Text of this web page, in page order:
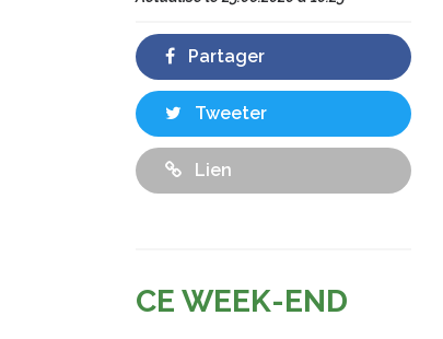
Partager
Tweeter
Lien
CE WEEK-END